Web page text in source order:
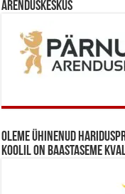
Arenduskeskus
Oleme ühinenud
koolil on baastaseme